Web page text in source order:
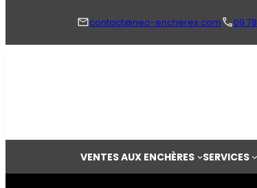
contact@neo-encheres.com 09
VENTES AUX ENCHÈRES SERVICES